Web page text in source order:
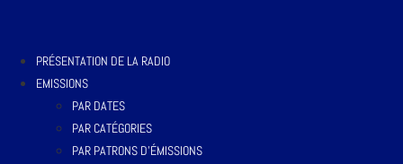
PRÉSENTATION DE LA RADIO
EMISSIONS
PAR DATES
PAR CATÉGORIES
PAR PATRONS D’ÉMISSIONS